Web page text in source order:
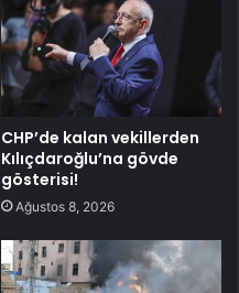
CHP’de kalan vekillerden
Kılıçdaroğlu’na gövde
gösterisi!
Ağustos 8, 2026